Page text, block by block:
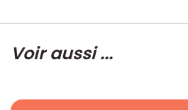
Voir aussi ...